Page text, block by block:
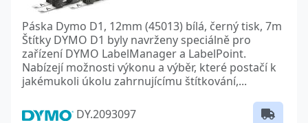
Páska Dymo D1, 12mm (45013) bílá, černý tisk, 7m
Štítky DYMO D1 byly navrženy speciálně pro
zařízení DYMO LabelManager a LabelPoint.
Nabízejí možnosti výkonu a výběr, které postačí k
jakémukoli úkolu zahrnujícímu štítkování,...
DY.2093097